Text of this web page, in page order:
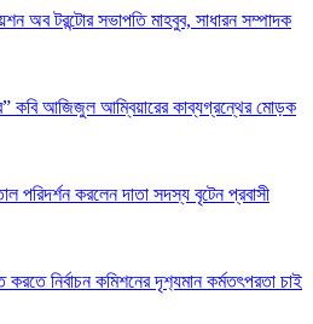
অব টরন্টোর সভাপতি মাহবুব, সাধারন সম্পাদক
কবি আজিজুল আম্বিয়ারের কাব্যগ্রন্থের মোড়ক
পরিদর্শন করলেন দাতা সদস্য বৃটেন প্রবাসী
করতে নির্বাচন কমিশনের দৃশ‍্যমান কর্মতৎপরতা চাই